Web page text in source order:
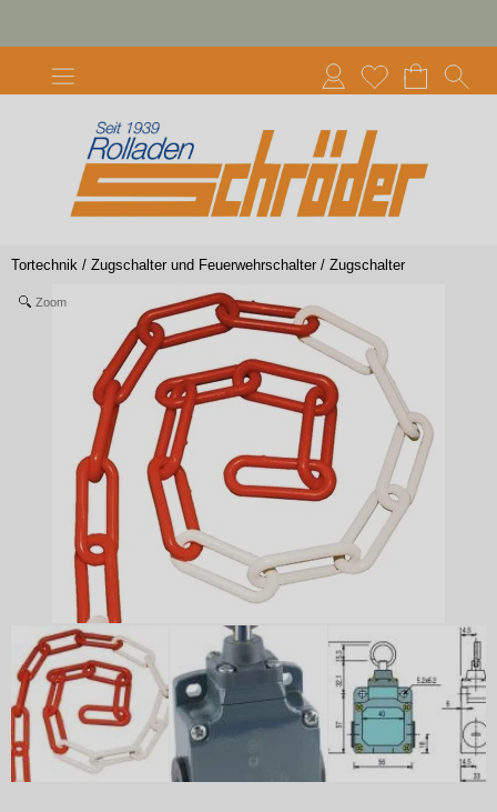
Tortechnik / Zugschalter und Feuerwehrschalter / Zugschalter
Zoom